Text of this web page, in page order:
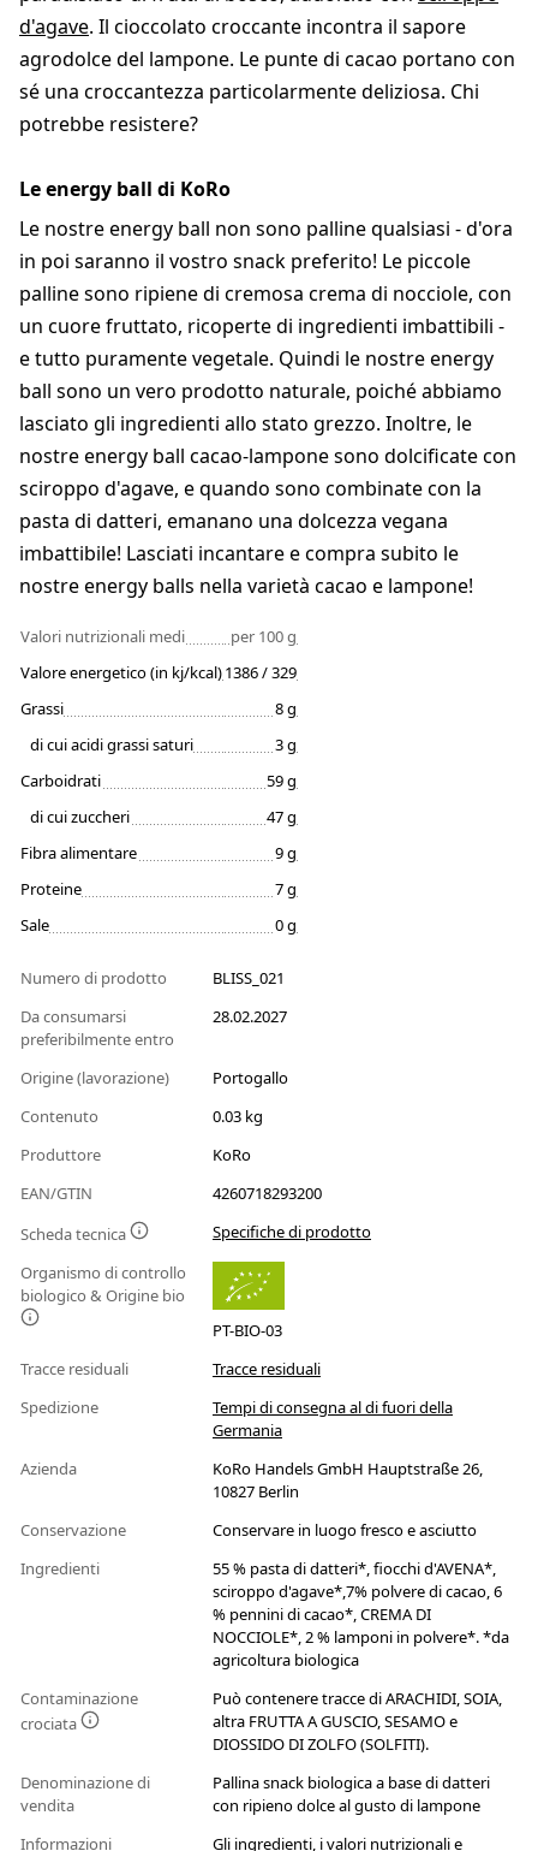
d'agave. Il cioccolato croccante incontra il sapore
agrodolce del lampone. Le punte di cacao portano con
sé una croccantezza particolarmente deliziosa. Chi
potrebbe resistere?
Le energy ball di KoRo
Le nostre energy ball non sono palline qualsiasi - d'ora
in poi saranno il vostro snack preferito! Le piccole
palline sono ripiene di cremosa crema di nocciole, con
un cuore fruttato, ricoperte di ingredienti imbattibili -
e tutto puramente vegetale. Quindi le nostre energy
ball sono un vero prodotto naturale, poiché abbiamo
lasciato gli ingredienti allo stato grezzo. Inoltre, le
nostre energy ball cacao-lampone sono dolcificate con
sciroppo d'agave, e quando sono combinate con la
pasta di datteri, emanano una dolcezza vegana
imbattibile! Lasciati incantare e compra subito le
nostre energy balls nella varietà cacao e lampone!
Valori nutrizionali medi
per 100 g
Valore energetico (in kj/kcal)1386 / 329
Grassi
8 g
di cui acidi grassi saturi
3 g
Carboidrati
59 g
di cui zuccheri
47 g
Fibra alimentare
9 g
Proteine
7 g
Sale
0 g
Numero di prodotto
BLISS_021
Da consumarsi
preferibilmente entro
28.02.2027
Origine (lavorazione)
Portogallo
Contenuto
0.03 kg
Produttore
KoRo
EAN/GTIN
4260718293200
Scheda tecnica
Specifiche di prodotto
Organismo di controllo
biologico & Origine bio
PT-BIO-03
Tracce residuali
Tracce residuali
Spedizione
Tempi di consegna al di fuori della
Germania
Azienda
KoRo Handels GmbH Hauptstraße 26,
10827 Berlin
Conservazione
Conservare in luogo fresco e asciutto
Ingredienti
55 % pasta di datteri*, fiocchi d'AVENA*,
sciroppo d'agave*,7% polvere di cacao, 6
% pennini di cacao*, CREMA DI
NOCCIOLE*, 2 % lamponi in polvere*. *da
agricoltura biologica
Contaminazione
crociata
Può contenere tracce di ARACHIDI, SOIA,
altra FRUTTA A GUSCIO, SESAMO e
DIOSSIDO DI ZOLFO (SOLFITI).
Denominazione di
vendita
Pallina snack biologica a base di datteri
con ripieno dolce al gusto di lampone
Informazioni
Gli ingredienti, i valori nutrizionali e